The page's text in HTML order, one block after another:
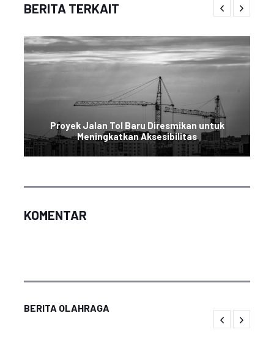
BERITA TERKAIT
Proyek Jalan Tol Baru Diresmikan untuk
Meningkatkan Aksesibilitas
KOMENTAR
BERITA OLAHRAGA